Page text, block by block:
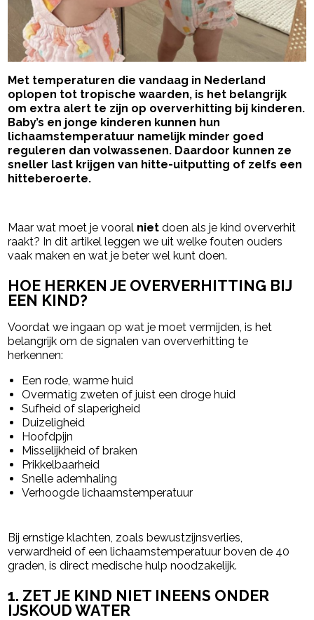
Met temperaturen die vandaag in Nederland
oplopen tot tropische waarden, is het belangrijk
om extra alert te zijn op oververhitting bij kinderen.
Baby’s en jonge kinderen kunnen hun
lichaamstemperatuur namelijk minder goed
reguleren dan volwassenen. Daardoor kunnen ze
sneller last krijgen van hitte-uitputting of zelfs een
hitteberoerte.
Maar wat moet je vooral niet doen als je kind oververhit
raakt? In dit artikel leggen we uit welke fouten ouders
vaak maken en wat je beter wel kunt doen.
HOE HERKEN JE OVERVERHITTING BIJ
EEN KIND?
Voordat we ingaan op wat je moet vermijden, is het
belangrijk om de signalen van oververhitting te
herkennen:
Een rode, warme huid
Overmatig zweten of juist een droge huid
Sufheid of slaperigheid
Duizeligheid
Hoofdpijn
Misselijkheid of braken
Prikkelbaarheid
Snelle ademhaling
Verhoogde lichaamstemperatuur
Bij ernstige klachten, zoals bewustzijnsverlies,
verwardheid of een lichaamstemperatuur boven de 40
graden, is direct medische hulp noodzakelijk.
1. ZET JE KIND NIET INEENS ONDER
IJSKOUD WATER